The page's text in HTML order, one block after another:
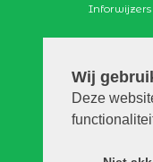
Wij
Deze
Inforwijzers
Search